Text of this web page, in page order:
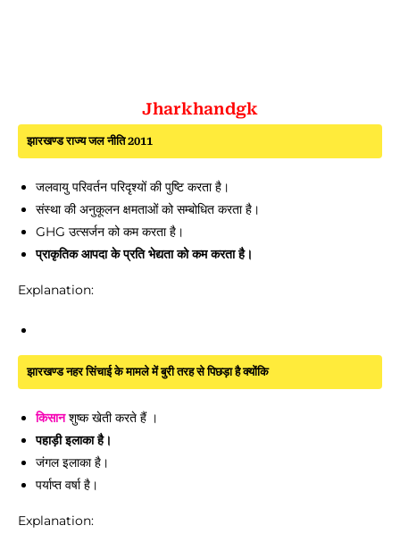
Jharkhandgk
झारखण्ड राज्य जल नीति 2011
जलवायु परिवर्तन परिदृश्यों की पुष्टि करता है।
संस्था की अनुकूलन क्षमताओं को सम्बोधित करता है।
GHG उत्सर्जन को कम करता है।
प्राकृतिक आपदा के प्रति भेद्यता को कम करता है।
Explanation:
झारखण्ड नहर सिंचाई के मामले में बुरी तरह से पिछड़ा है क्योंकि
किसानशुष्क खेती करते हैं ।
पहाड़ी इलाका है।
जंगल इलाका है।
पर्याप्त वर्षा है।
Explanation: